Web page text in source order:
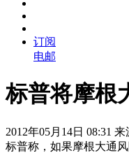
订阅
电邮
标普将摩根
2012年05月14日 08:31
标普称，如果摩根大通